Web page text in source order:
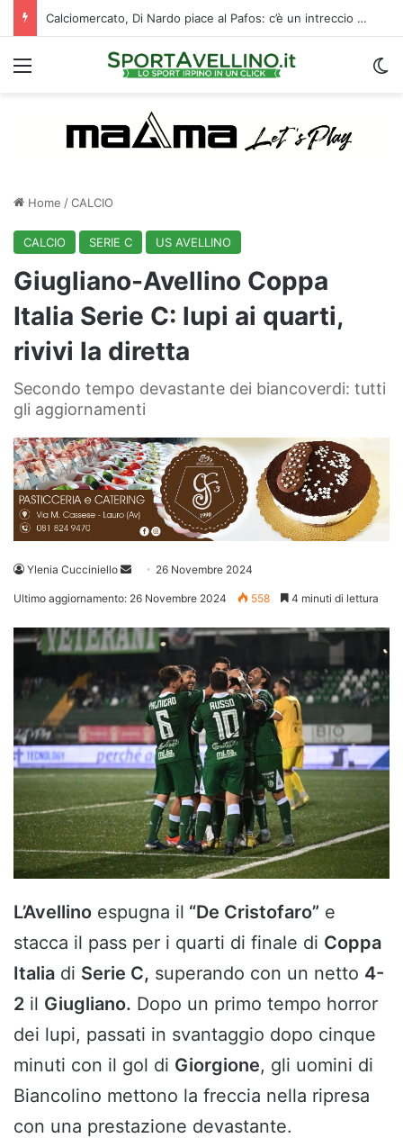
Calciomercato, Di Nardo piace al Pafos: c’è un intreccio con l’Avellino
Menu
Home /CALCIO
CALCIO SERIE C US AVELLINO
Giugliano-Avellino Coppa
Italia Serie C: lupi ai quarti,
rivivi la diretta
Secondo tempo devastante dei biancoverdi: tutti
gli aggiornamenti
Ylenia Cucciniello
Invia 26 Novembre 2024
Ultimo aggiornamento: 26 Novembre 2024 558 4 minuti di lettura
L’Avellino espugna il “De Cristofaro” e
stacca il pass per i quarti di finale di Coppa
Italia di Serie C, superando con un netto 4-
2 il Giugliano. Dopo un primo tempo horror
dei lupi, passati in svantaggio dopo cinque
minuti con il gol di Giorgione, gli uomini di
Biancolino mettono la freccia nella ripresa
con una prestazione devastante.